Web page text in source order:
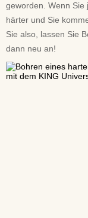
geworden. Wenn
härter und Sie
Sie also, lassen Sie
dann neu an!